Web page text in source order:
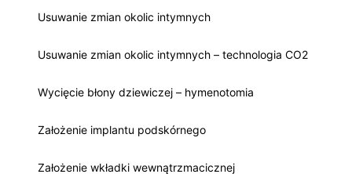
Usuwanie zmian okolic intymnych
Usuwanie zmian okolic intymnych – technologia CO2
Wycięcie błony dziewiczej – hymenotomia
Założenie implantu podskórnego
Założenie wkładki wewnątrzmacicznej